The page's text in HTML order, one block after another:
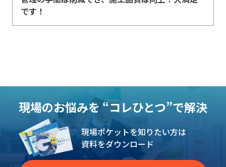
です！
現場のお悩みを “コレひとつ”で解決
現場ポケットを知りたい方は
資料をダウンロード